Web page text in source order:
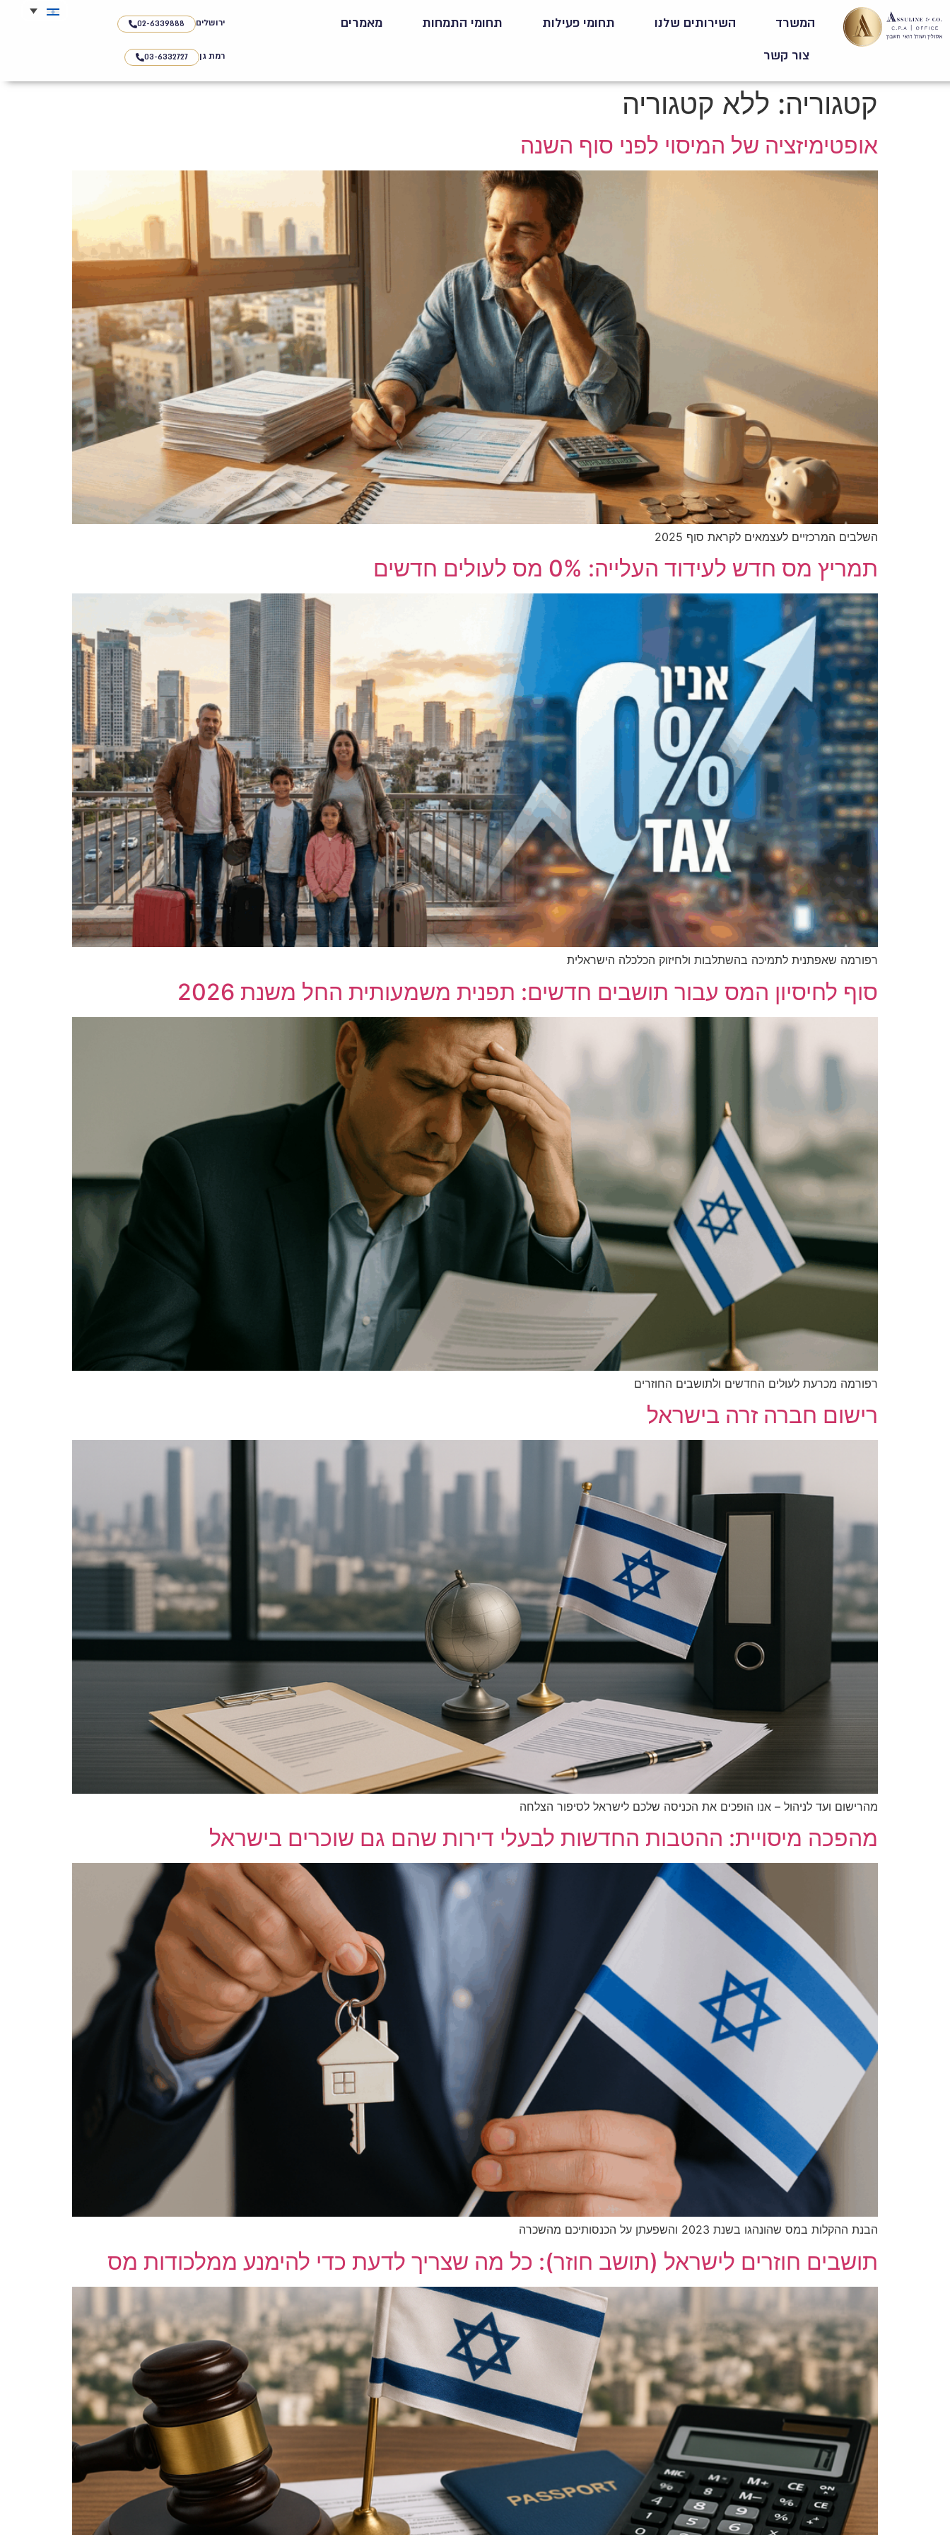
המשרד השירותים שלנו תחומי פעילות תחומי התמחות
מאמרים
צור קשר
ירושלים 02-6339888
רמת גן 03-6332727
קטגוריה: ללא קטגוריה
אופטימיזציה של המיסוי לפני סוף השנה
השלבים המרכזיים לעצמאים לקראת סוף 2025
תמריץ מס חדש לעידוד העלייה: 0% מס לעולים חדשים
רפורמה שאפתנית לתמיכה בהשתלבות ולחיזוק הכלכלה הישראלית
סוף לחיסיון המס עבור תושבים חדשים: תפנית משמעותית החל משנת 2026
רפורמה מכרעת לעולים החדשים ולתושבים החוזרים
רישום חברה זרה בישראל
מהרישום ועד לניהול – אנו הופכים את הכניסה שלכם לישראל לסיפור הצלחה
מהפכה מיסויית: ההטבות החדשות לבעלי דירות שהם גם שוכרים בישראל
הבנת ההקלות במס שהונהגו בשנת 2023 והשפעתן על הכנסותיכם מהשכרה
תושבים חוזרים לישראל (תושב חוזר): כל מה שצריך לדעת כדי להימנע ממלכודות מס